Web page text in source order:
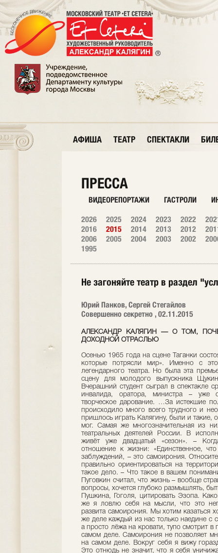
АФИША ТЕАТР СПЕКТАКЛИ
ПРЕССА
ВИДЕОРЕПОРТАЖИ ГАСТРОЛИ
2026 2025 2024 2023 2022
2016
2015 2014 2013 2012
2006
2005 2004 2003 2002
1995
Не загоняйте театр в раздел
Юрий Панков, Сергей Стегайлов
Совершенно секретно , 02.11.2015
АЛЕКСАНДР КАЛЯГИН — О ТОМ,
ДОХОДНОЙ ОТРАСЛЬЮ
Осенью 1965 года на сцене Таганки
которые потрясли мир». Именно с
легендарного театра. Но была эта
сцену для молодого выпускника
Вчерашний студент сыграл в спектакле
инвалида, оратора, министра – уже
творческое дарование. …За истекшие
происходило много всего трудного и
пришлось играть Калягину, были и такие,
мог. Самая же многозначительная из
театральных деятелей России. В
живёт уже двадцатый «сезон». –
отношение к жизни: «Единственное,
заблуждений, – это самоирония.
правильно ориентироваться на
такое дело. – Что такое в вашем
Пуговкин считал, что жизнь – вообще
вопросы, хочется глубоко размышлять,
Пушкина, Гоголя, цитировать Эзопа.
же я ловлю себя на мысли, что это
развита самоирония. Мы хотим
же деле каждый из нас только наедине с
а просто лёжа на кровати, тупо смотрит в
самом деле. Самоирония не позволяет
на самом деле. Вокруг себя я вижу
Это отнюдь не значит, что я себя